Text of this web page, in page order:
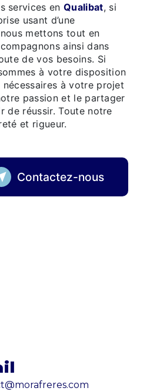
services en Qualibat, si
usant d’une
mettons tout en
ainsi dans
de vos besoins. Si
à votre disposition
à votre projet
passion et le partager
de réussir. Toute notre
et rigueur.
Contactez-nous